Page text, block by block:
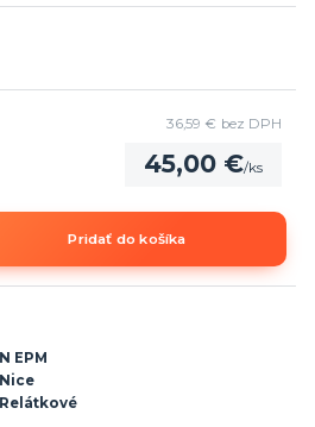
45,00 €/ks
36,59 € bez DPH
Pridať do košíka
N EPM
Nice
Relátkové